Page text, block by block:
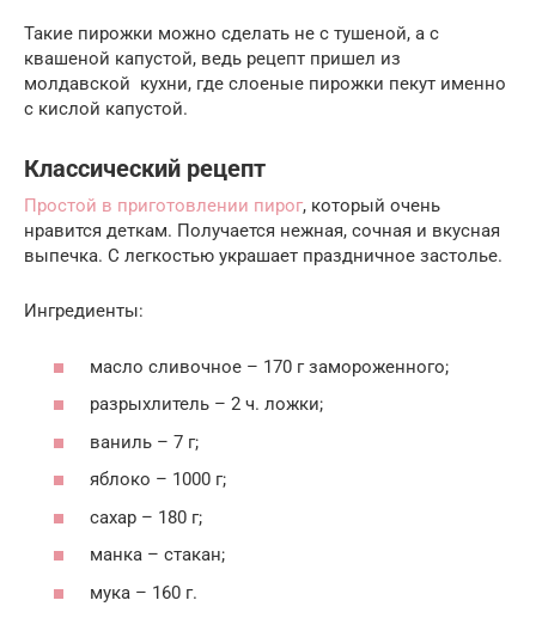
Такие пирожки можно сделать не с тушеной, а с
квашеной капустой, ведь рецепт пришел из
молдавской кухни, где слоеные пирожки пекут именно
с кислой капустой.
Классический рецепт
Простой в приготовлении пирог, который очень
нравится деткам. Получается нежная, сочная и вкусная
выпечка. С легкостью украшает праздничное застолье.
Ингредиенты:
масло сливочное – 170 г замороженного;
разрыхлитель – 2 ч. ложки;
ваниль – 7 г;
яблоко – 1000 г;
сахар – 180 г;
манка – стакан;
мука – 160 г.